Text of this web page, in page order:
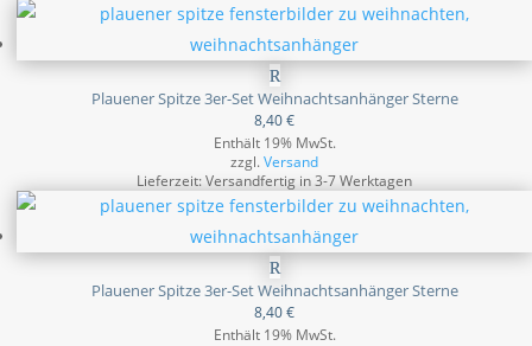
Plauener Spitze 3er-Set Weihnachtsanhänger Sterne
8,40€
Enthält 19% MwSt.
zzgl.Versand
Lieferzeit: Versandfertig in 3-7 Werktagen
Plauener Spitze 3er-Set Weihnachtsanhänger Sterne
8,40€
Enthält 19% MwSt.